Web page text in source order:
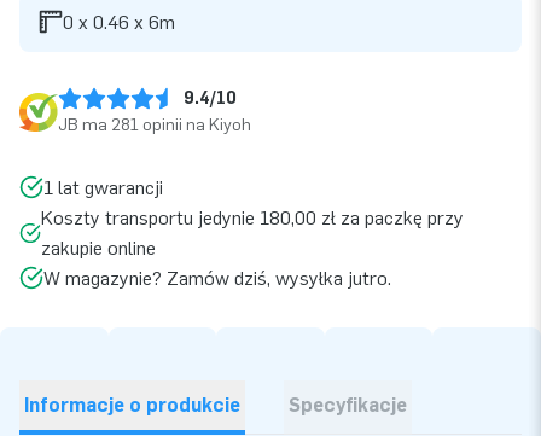
0 x 0.46 x 6m
9.4/10
JB ma 281 opinii na Kiyoh
1 lat gwarancji
Koszty transportu jedynie 180,00 zł za paczkę przy
zakupie online
W magazynie? Zamów dziś, wysyłka jutro.
Informacje o produkcie Specyfikacje